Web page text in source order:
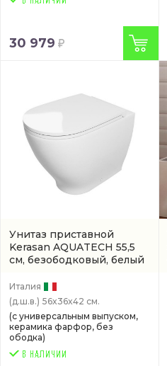
30 979
Унитаз приставной
Kerasan AQUATECH 55,5
см, безободковый, белый
Италия
(д.ш.в.) 56x36x42 см.
(с универсальным выпуском,
керамика фарфор, без
ободка)